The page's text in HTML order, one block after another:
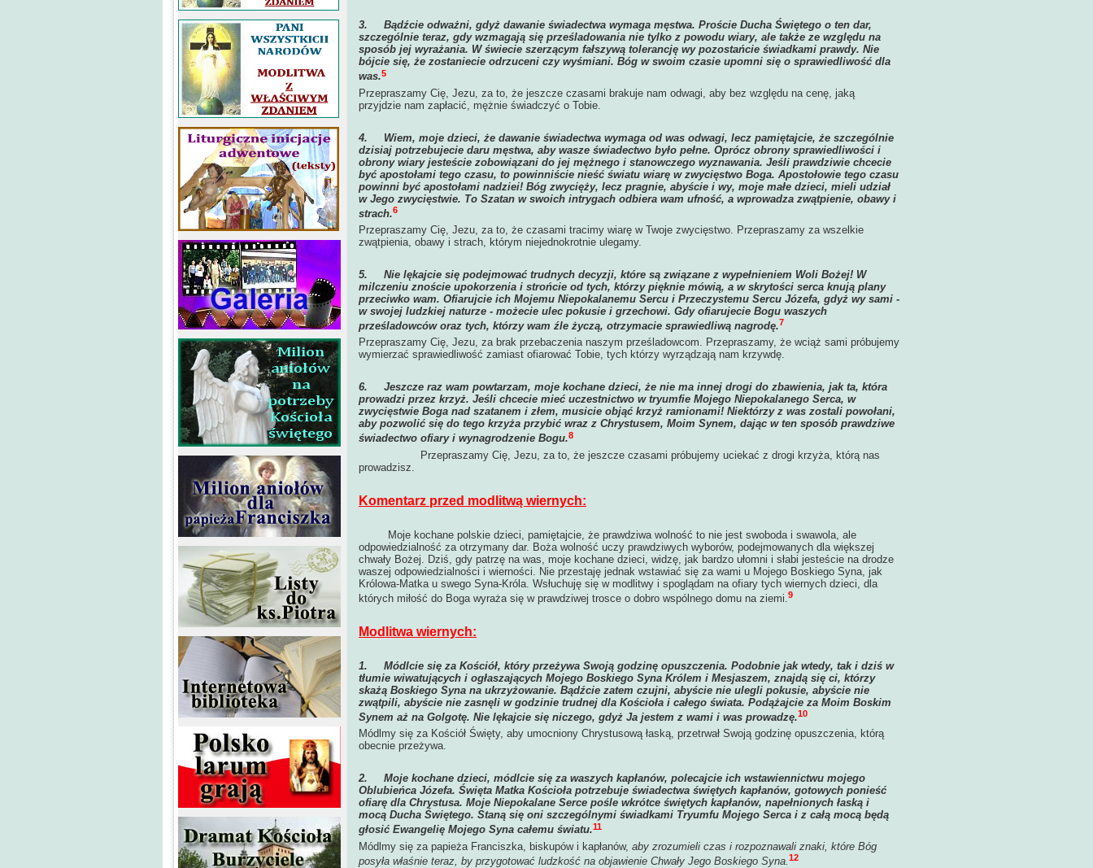
3. Bądźcie odważni, gdyż dawanie świadectwa wymaga męstwa. Proście Ducha Świętego o ten dar,
szczególnie teraz, gdy wzmagają się prześladowania nie tylko z powodu wiary, ale także ze względu na
sposób jej wyrażania. W świecie szerzącym fałszywą tolerancję wy pozostańcie świadkami prawdy. Nie
bójcie się, że zostaniecie odrzuceni czy wyśmiani. Bóg w swoim czasie upomni się o sprawiedliwość dla
was.5
Przepraszamy Cię, Jezu, za to, że jeszcze czasami brakuje nam odwagi, aby bez względu na cenę, jaką
przyjdzie nam zapłacić, mężnie świadczyć o Tobie.
4. Wiem, moje dzieci, że dawanie świadectwa wymaga od was odwagi, lecz pamiętajcie, że szczególnie
dzisiaj potrzebujecie daru męstwa, aby wasze świadectwo było pełne. Oprócz obrony sprawiedliwości i
obrony wiary jesteście zobowiązani do jej mężnego i stanowczego wyznawania. Jeśli prawdziwie chcecie
być apostołami tego czasu, to powinniście nieść światu wiarę w zwycięstwo Boga. Apostołowie tego czasu
powinni być apostołami nadziei! Bóg zwycięży, lecz pragnie, abyście i wy, moje małe dzieci, mieli udział
w Jego zwycięstwie. To Szatan w swoich intrygach odbiera wam ufność, a wprowadza zwątpienie, obawy i
strach.6
Przepraszamy Cię, Jezu, za to, że czasami tracimy wiarę w Twoje zwycięstwo. Przepraszamy za wszelkie
zwątpienia, obawy i strach, którym niejednokrotnie ulegamy.
5. Nie lękajcie się podejmować trudnych decyzji, które są związane z wypełnieniem Woli Bożej! W
milczeniu znoście upokorzenia i strońcie od tych, którzy pięknie mówią, a w skrytości serca knują plany
przeciwko wam. Ofiarujcie ich Mojemu Niepokalanemu Sercu i Przeczystemu Sercu Józefa, gdyż wy sami -
w swojej ludzkiej naturze - możecie ulec pokusie i grzechowi. Gdy ofiarujecie Bogu waszych
prześladowców oraz tych, którzy wam źle życzą, otrzymacie sprawiedliwą nagrodę.7
Przepraszamy Cię, Jezu, za brak przebaczenia naszym prześladowcom. Przepraszamy, że wciąż sami próbujemy
wymierzać sprawiedliwość zamiast ofiarować Tobie, tych którzy wyrządzają nam krzywdę.
6. Jeszcze raz wam powtarzam, moje kochane dzieci, że nie ma innej drogi do zbawienia, jak ta, która
prowadzi przez krzyż. Jeśli chcecie mieć uczestnictwo w tryumfie Mojego Niepokalanego Serca, w
zwycięstwie Boga nad szatanem i złem, musicie objąć krzyż ramionami! Niektórzy z was zostali powołani,
aby pozwolić się do tego krzyża przybić wraz z Chrystusem, Moim Synem, dając w ten sposób prawdziwe
świadectwo ofiary i wynagrodzenie Bogu.8
Przepraszamy Cię, Jezu, za to, że jeszcze czasami próbujemy uciekać z drogi krzyża, którą nas
prowadzisz.
Komentarz przed modlitwą wiernych:
Moje kochane polskie dzieci, pamiętajcie, że prawdziwa wolność to nie jest swoboda i swawola, ale
odpowiedzialność za otrzymany dar. Boża wolność uczy prawdziwych wyborów, podejmowanych dla większej
chwały Bożej. Dziś, gdy patrzę na was, moje kochane dzieci, widzę, jak bardzo ułomni i słabi jesteście na drodze
waszej odpowiedzialności i wierności. Nie przestaję jednak wstawiać się za wami u Mojego Boskiego Syna, jak
Królowa-Matka u swego Syna-Króla. Wsłuchuję się w modlitwy i spoglądam na ofiary tych wiernych dzieci, dla
których miłość do Boga wyraża się w prawdziwej trosce o dobro wspólnego domu na ziemi. 9
Modlitwa wiernych:
1. Módlcie się za Kościół, który przeżywa Swoją godzinę opuszczenia. Podobnie jak wtedy, tak i dziś w
tłumie wiwatujących i ogłaszających Mojego Boskiego Syna Królem i Mesjaszem, znajdą się ci, którzy
skażą Boskiego Syna na ukrzyżowanie. Bądźcie zatem czujni, abyście nie ulegli pokusie, abyście nie
zwątpili, abyście nie zasnęli w godzinie trudnej dla Kościoła i całego świata. Podążajcie za Moim Boskim
Synem aż na Golgotę. Nie lękajcie się niczego, gdyż Ja jestem z wami i was prowadzę.10
Módlmy się za Kościół Święty, aby umocniony Chrystusową łaską, przetrwał Swoją godzinę opuszczenia, którą
obecnie przeżywa.
2. Moje kochane dzieci, módlcie się za waszych kapłanów, polecajcie ich wstawiennictwu mojego
Oblubieńca Józefa. Święta Matka Kościoła potrzebuje świadectwa świętych kapłanów, gotowych ponieść
ofiarę dla Chrystusa. Moje Niepokalane Serce pośle wkrótce świętych kapłanów, napełnionych łaską i
mocą Ducha Świętego. Staną się oni szczególnymi świadkami Tryumfu Mojego Serca i z całą mocą będą
głosić Ewangelię Mojego Syna całemu światu.11
Módlmy się za papieża Franciszka, biskupów i kapłanów, aby zrozumieli czas i rozpoznawali znaki, które Bóg
posyła właśnie teraz, by przygotować ludzkość na objawienie Chwały Jego Boskiego Syna. 12